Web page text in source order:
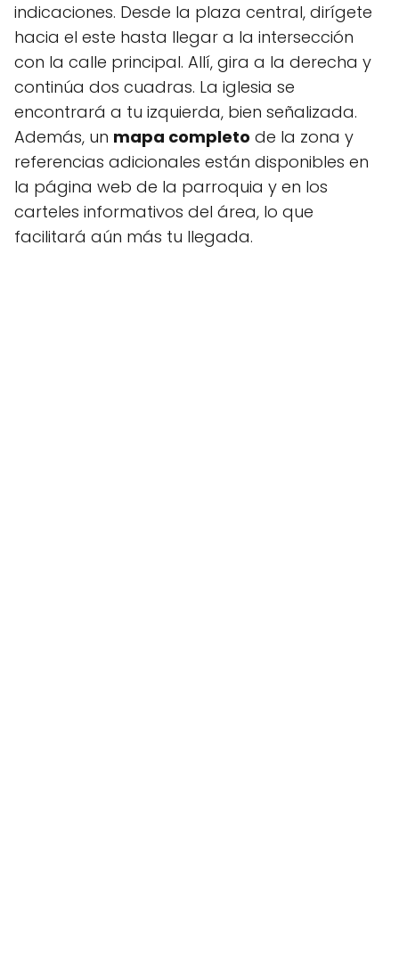
indicaciones. Desde la plaza central, dirígete
hacia el este hasta llegar a la intersección
con la calle principal. Allí, gira a la derecha y
continúa dos cuadras. La iglesia se
encontrará a tu izquierda, bien señalizada.
Además, un mapa completo de la zona y
referencias adicionales están disponibles en
la página web de la parroquia y en los
carteles informativos del área, lo que
facilitará aún más tu llegada.